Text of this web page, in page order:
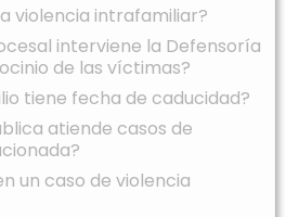
violencia intrafamiliar?
interviene la Defensoría
de las víctimas?
tiene fecha de caducidad?
atiende casos de
un caso de violencia